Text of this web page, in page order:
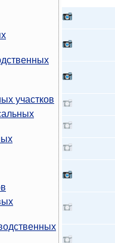
участков